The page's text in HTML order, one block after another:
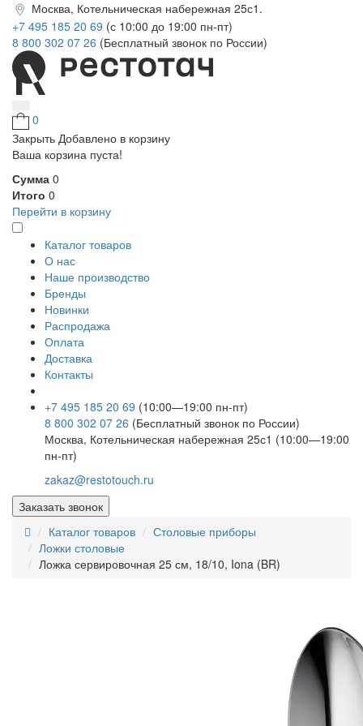
Москва, Котельническая набережная 25с1.
+7 495 185 20 69 (с 10:00 до 19:00 пн-пт)
8 800 302 07 26 (Бесплатный звонок по России)
0
Закрыть Добавлено в корзину
Ваша корзина пуста!
Сумма 0
Итого 0
Перейти в корзину
Каталог товаров
О нас
Наше производство
Бренды
Новинки
Распродажа
Оплата
Доставка
Контакты
+7 495 185 20 69 (10:00—19:00 пн-пт)
8 800 302 07 26 (Бесплатный звонок по России)
Москва, Котельническая набережная 25с1 (10:00—19:00
пн-пт)
zakaz@restotouch.ru
Заказать звонок
Каталог товаров
Столовые приборы
Ложки столовые
Ложка сервировочная 25 см, 18/10, Iona (BR)